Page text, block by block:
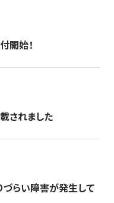
開始！
されました
づらい障害が発生して